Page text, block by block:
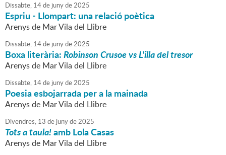
Dissabte, 14de junyde2025
Espriu - Llompart: una relació poètica
Arenys de Mar Vila del Llibre
Dissabte, 14de junyde2025
Boxa literària:Robinson Crusoe vs L'illa del tresor
Arenys de Mar Vila del Llibre
Dissabte, 14de junyde2025
Poesia esbojarrada per a la mainada
Arenys de Mar Vila del Llibre
Divendres, 13 de junyde2025
Tots a taula!amb Lola Casas
Arenys de Mar Vila del Llibre